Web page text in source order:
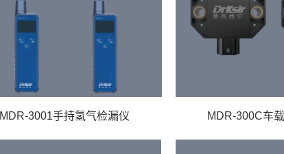
MDR-3001手持氢气检漏仪 MDR-300C车